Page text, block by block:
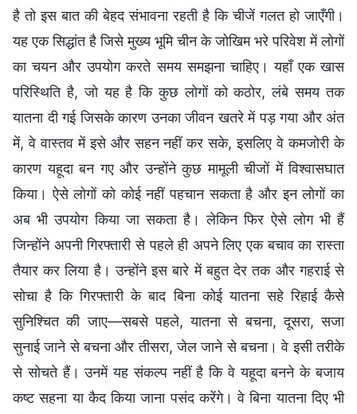
है तो इस बात की बेहद संभावना रहती है कि चीजें गलत हो जाएँगी।
यह एक सिद्धांत है जिसे मुख्य भूमि चीन के जोखिम भरे परिवेश में लोगों
का चयन और उपयोग करते समय समझना चाहिए। यहाँ एक खास
परिस्थिति है, जो यह है कि कुछ लोगों को कठोर, लंबे समय तक
यातना दी गई जिसके कारण उनका जीवन खतरे में पड़ गया और अंत
में, वे वास्तव में इसे और सहन नहीं कर सके, इसलिए वे कमजोरी के
कारण यहूदा बन गए और उन्होंने कुछ मामूली चीजों में विश्वासघात
किया। ऐसे लोगों को कोई नहीं पहचान सकता है और इन लोगों का
अब भी उपयोग किया जा सकता है। लेकिन फिर ऐसे लोग भी हैं
जिन्होंने अपनी गिरफ्तारी से पहले ही अपने लिए एक बचाव का रास्ता
तैयार कर लिया है। उन्होंने इस बारे में बहुत देर तक और गहराई से
सोचा है कि गिरफ्तारी के बाद बिना कोई यातना सहे रिहाई कैसे
सुनिश्चित की जाए—सबसे पहले, यातना से बचना, दूसरा, सजा
सुनाई जाने से बचना और तीसरा, जेल जाने से बचना। वे इसी तरीके
से सोचते हैं। उनमें यह संकल्प नहीं है कि वे यहूदा बनने के बजाय
कष्ट सहना या कैद किया जाना पसंद करेंगे। वे बिना यातना दिए भी